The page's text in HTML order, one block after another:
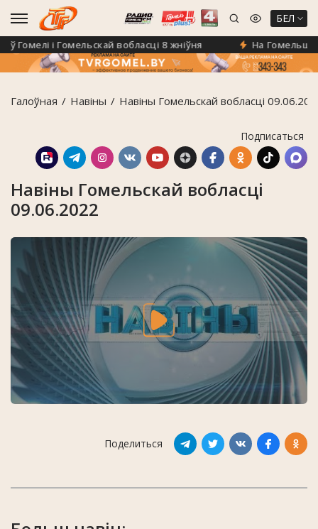
БЕЛ
і Гомельскай вобласці 8 жніўня На
Галоўная Навiны Навіны Гомельскай вобласці
Подписаться
Навіны Гомельскай вобласці
09.06.2022
Поделиться